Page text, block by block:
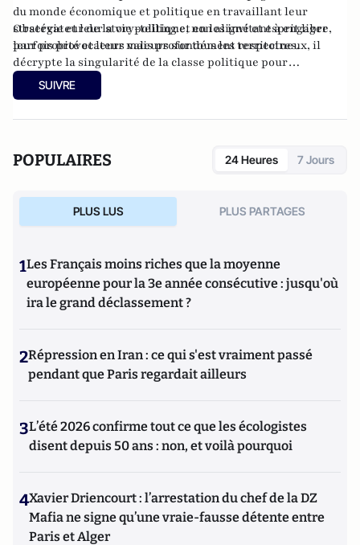
du monde économique et politique en travaillant leur
stratégie et leur story-telling et en les invitant à engager
leur probité et leurs valeurs sur tous les territoires.
Observateur de la vie politique, non aligné et esprit libre,
parfois provocateur mais profondément respectueux, il
décrypte la singularité de la classe politique pour
atlantico.fr et est éditorialiste à
SUIVRE
POPULAIRES 24 Heures 7 Jours
PLUS LUS PLUS PARTAGES
1Les Français moins riches que la moyenne
européenne pour la 3e année consécutive : jusqu'où
ira le grand déclassement ?
2Répression en Iran : ce qui s'est vraiment passé
pendant que Paris regardait ailleurs
3L’été 2026 confirme tout ce que les écologistes
disent depuis 50 ans : non, et voilà pourquoi
4Xavier Driencourt : l’arrestation du chef de la DZ
Mafia ne signe qu’une vraie-fausse détente entre
Paris et Alger